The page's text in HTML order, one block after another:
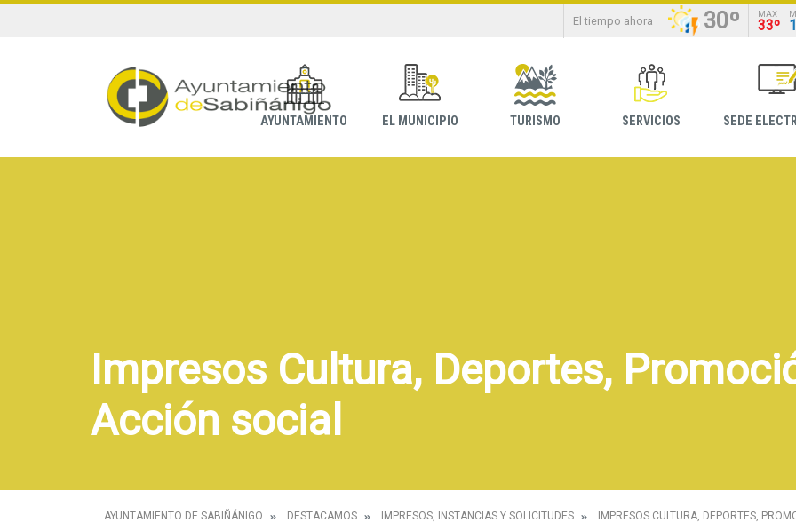
El tiempo ahora 30º MAX
33º
AYUNTAMIENTO EL MUNICIPIO TURISMO SERVICIOS SEDE
Impresos Cultura, Deportes,
Acción social
AYUNTAMIENTO DE SABIÑÁNIGO DESTACAMOS IMPRESOS, INSTANCIAS Y SOLICITUDES IMPRESOS CULTURA, DEPORTES,